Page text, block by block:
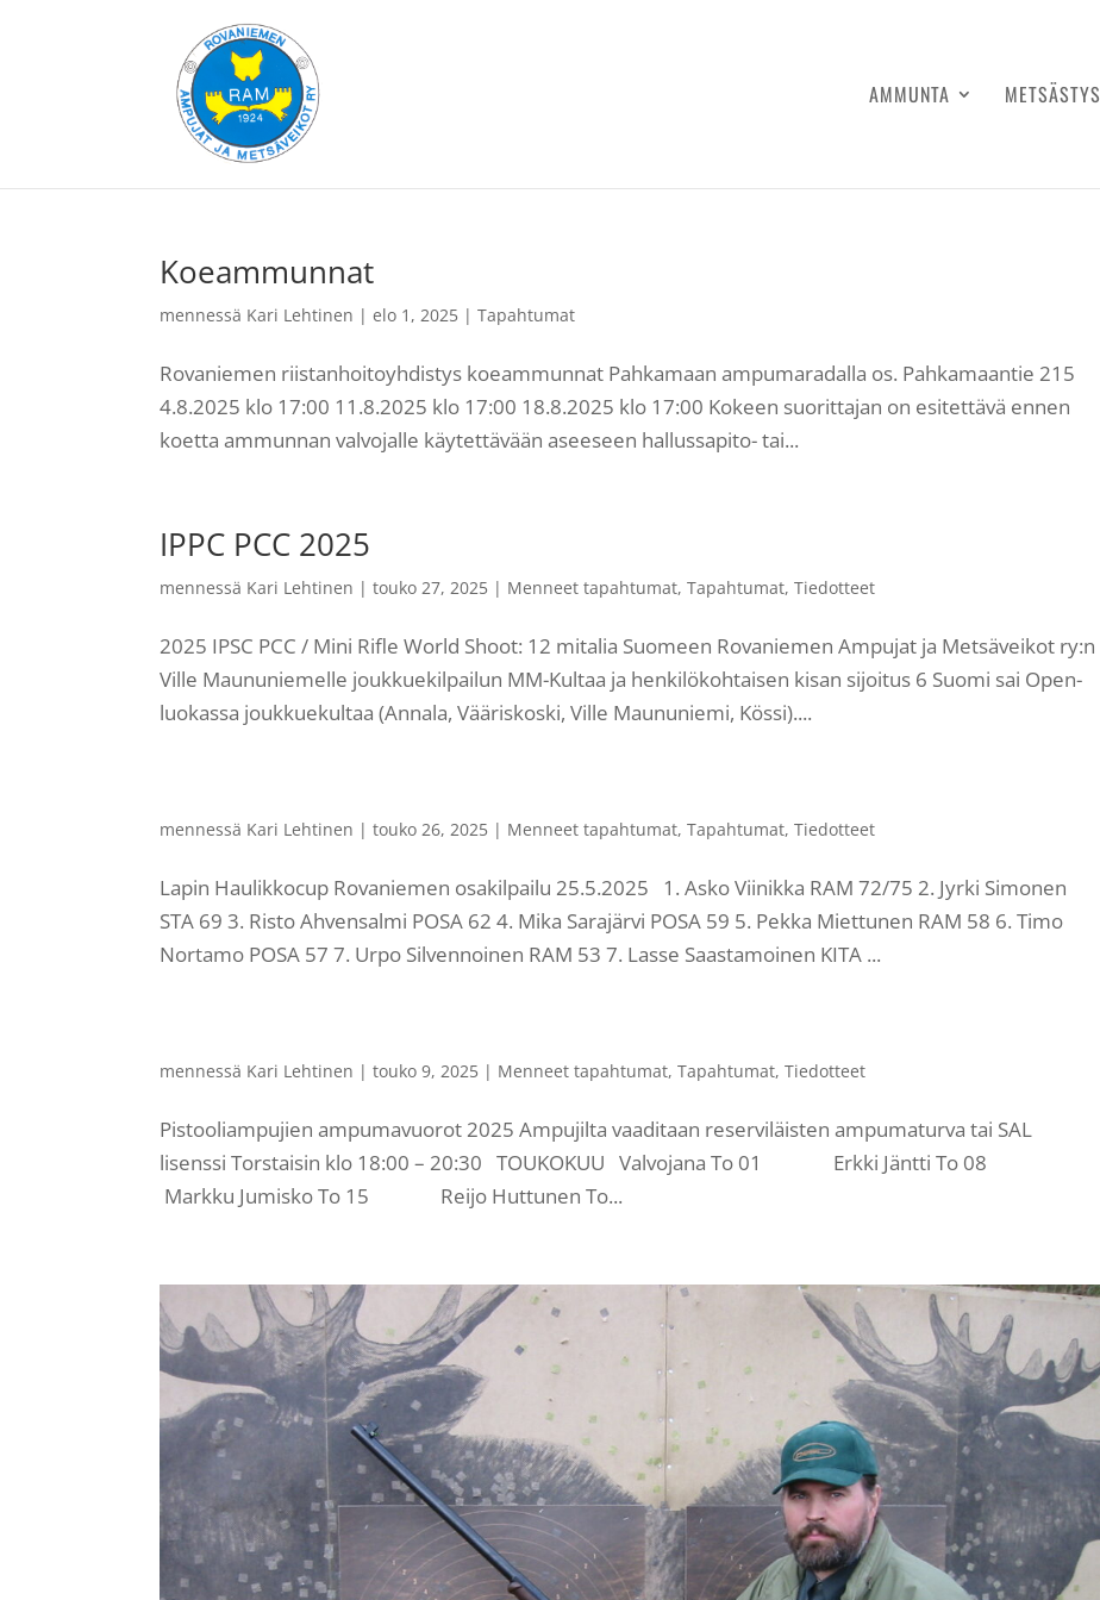
AMMUNTA METSÄSTYS
Koeammunnat
mennessä Kari Lehtinen |elo 1, 2025 |Tapahtumat
Rovaniemen riistanhoitoyhdistys koeammunnat Pahkamaan ampumaradalla os. Pahkamaantie 215
4.8.2025 klo 17:00 11.8.2025 klo 17:00 18.8.2025 klo 17:00 Kokeen suorittajan on esitettävä ennen
koetta ammunnan valvojalle käytettävään aseeseen hallussapito- tai...
IPPC PCC 2025
mennessä Kari Lehtinen |touko 27, 2025 | Menneet tapahtumat,Tapahtumat,Tiedotteet
2025 IPSC PCC / Mini Rifle World Shoot: 12 mitalia Suomeen Rovaniemen Ampujat ja Metsäveikot ry:n
Ville Maununiemelle joukkuekilpailun MM-Kultaa ja henkilökohtaisen kisan sijoitus 6 Suomi sai Open-
luokassa joukkuekultaa (Annala, Vääriskoski, Ville Maununiemi, Kössi)....
mennessä Kari Lehtinen |touko 26, 2025 | Menneet tapahtumat,Tapahtumat,Tiedotteet
Lapin Haulikkocup Rovaniemen osakilpailu 25.5.2025 1. Asko Viinikka RAM 72/75 2. Jyrki Simonen
STA 69 3. Risto Ahvensalmi POSA 62 4. Mika Sarajärvi POSA 59 5. Pekka Miettunen RAM 58 6. Timo
Nortamo POSA 57 7. Urpo Silvennoinen RAM 53 7. Lasse Saastamoinen KITA ...
mennessä Kari Lehtinen |touko 9, 2025 | Menneet tapahtumat,Tapahtumat,Tiedotteet
Pistooliampujien ampumavuorot 2025 Ampujilta vaaditaan reserviläisten ampumaturva tai SAL
lisenssi Torstaisin klo 18:00 – 20:30 TOUKOKUU Valvojana To 01 Erkki Jäntti To 08
Markku Jumisko To 15 Reijo Huttunen To...